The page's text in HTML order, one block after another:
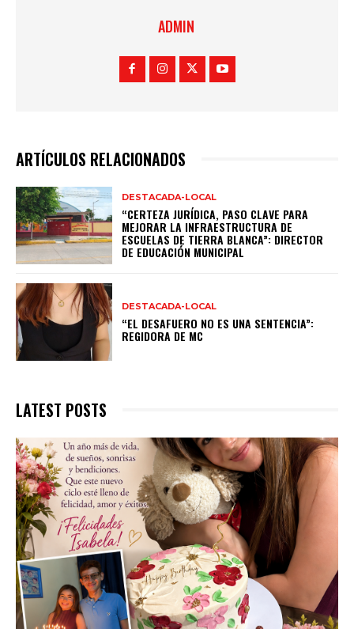
ADMIN
ARTÍCULOS RELACIONADOS
DESTACADA-LOCAL
“CERTEZA JURÍDICA, PASO CLAVE PARA
MEJORAR LA INFRAESTRUCTURA DE
ESCUELAS DE TIERRA BLANCA”: DIRECTOR
DE EDUCACIÓN MUNICIPAL
DESTACADA-LOCAL
“EL DESAFUERO NO ES UNA SENTENCIA”:
REGIDORA DE MC
LATEST POSTS